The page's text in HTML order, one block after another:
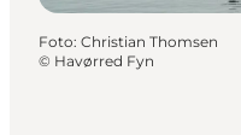
Foto: Christian Thomsen
© Havørred Fyn